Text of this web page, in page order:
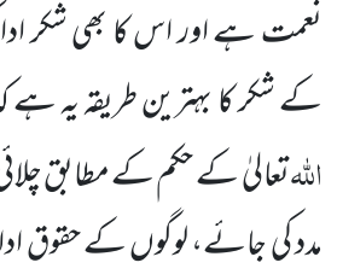
نعمت ہےاور اس کا بھی شکر
کے شکر کا بہترین طریقہ یہ
اللہتعالیٰکے حکم کے مطابق
مدد کی جائے، لوگوں کے حقوق